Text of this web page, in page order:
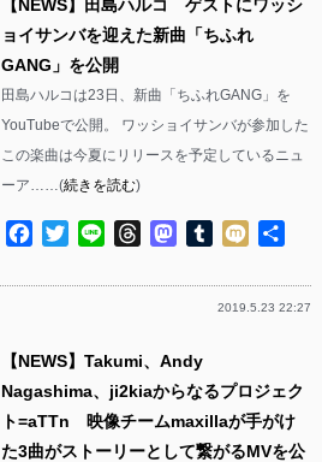
【NEWS】田島ハルコ ゲストにワッシ
ョイサンバを迎えた新曲「ちふれ
GANG」を公開
田島ハルコは23日、新曲「ちふれGANG」を
YouTubeで公開。 ワッショイサンバが参加した
この楽曲は今夏にリリースを予定しているニュ
ーア……(続きを読む)
Facebook
TwitterLine ThreadsMastodon
Tumblr
Mixi
2019.5.23 22:27
【NEWS】Takumi、Andy
Nagashima、ji2kiaからなるプロジェク
ト=aTTn 映像チームmaxillaが手がけ
た3曲がストーリーとして繋がるMVを公